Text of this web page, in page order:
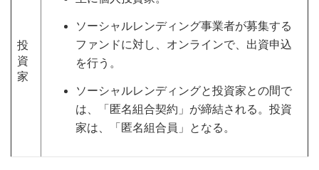
投
資
家
ソーシャルレンディング事業者が募集する
ファンドに対し、オンラインで、出資申込
を行う。
ソーシャルレンディングと投資家との間で
は、「匿名組合契約」が締結される。投資
家は、「匿名組合員」となる。